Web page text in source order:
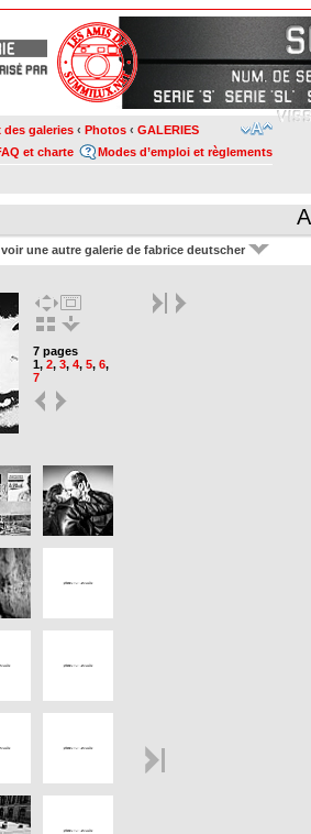
des galeries ‹ Photos ‹ GALERIES
Modes d’emploi et règlements
et charte
voir une autre galerie de fabrice deutscher
7 pages
1, 2, 3, 4, 5, 6,
7